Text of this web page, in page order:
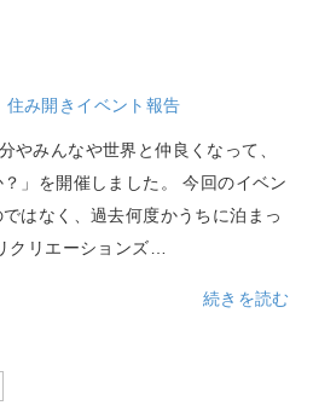
住み開きイベント報告
やみんなや世界と仲良くなって、
」を開催しました。 今回のイベン
はなく、過去何度かうちに泊まっ
クリエーションズ…
続きを読む